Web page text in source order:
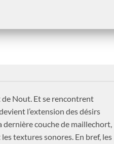
Nout. Et se rencontrent
l’extension des désirs
dernière couche de maillechort,
textures sonores. En bref, les